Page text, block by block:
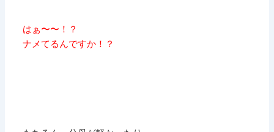
はぁ〜〜！？
ナメてるんですか！？